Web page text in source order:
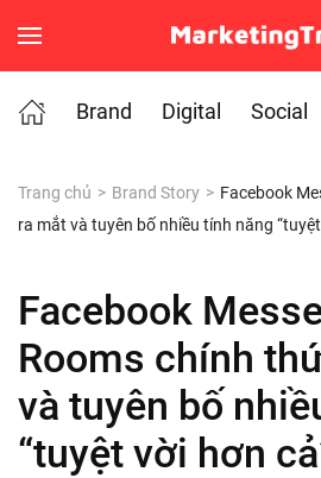
Skip to main content
Brand
Digital Social
Trang chủ Brand Story
Facebook
ra mắt và tuyên bố nhiều tính năng
Facebook
Rooms chính
và tuyên bố
“tuyệt vời hơn